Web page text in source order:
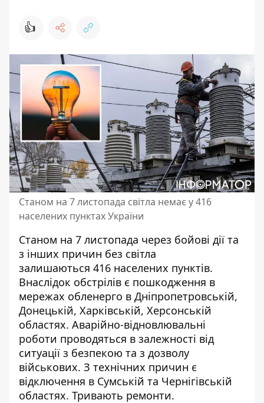
👍
Станом на 7 листопада світла немає у 416
населених пунктах України
Станом на 7 листопада через бойові дії та
з інших причин без світла
залишаються 416 населених пунктів.
Внаслідок обстрілів є пошкодження в
мережах обленерго в Дніпропетровській,
Донецькій, Харківській, Херсонській
областях. Аварійно-відновлювальні
роботи проводяться в залежності від
ситуації з безпекою та з дозволу
військових. З технічних причин є
відключення в Сумській та Чернігівській
областях. Тривають ремонти.